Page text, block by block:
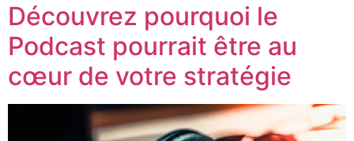
Découvrez pourquoi le
Podcast pourrait être au
cœur de votre stratégie